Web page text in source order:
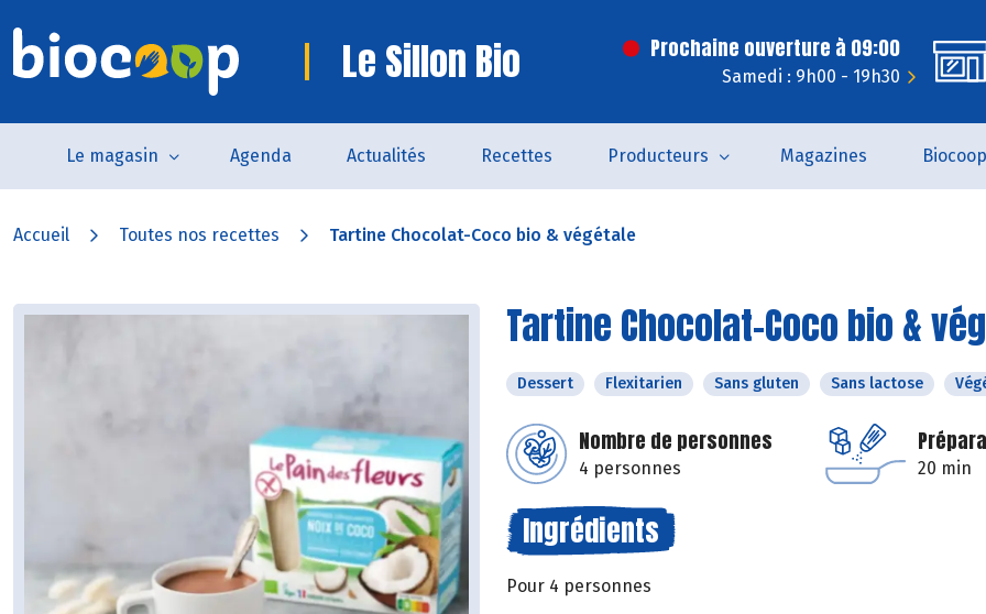
Le Sillon Bio Prochaine ouverture à 09:00
Samedi : 9h00 - 19h30
Le magasin Agenda Actualités Recettes Producteurs Magazines Biocoop
Accueil Toutes nos recettes Tartine Chocolat-Coco bio & végétale
Tartine Chocolat-Coco bio &
Dessert Flexitarien Sans gluten Sans lactose
Nombre de personnes
4 personnes 20 min
Ingrédients
Pour 4 personnes